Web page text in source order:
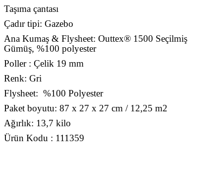
Taşıma çantası
Çadır tipi: Gazebo
Ana Kumaş & Flysheet: Outtex® 1500 Seçilmiş
Gümüş, %100 polyester
Poller : Çelik 19 mm
Renk: Gri
Flysheet: %100 Polyester
Paket boyutu: 87 x 27 x 27 cm / 12,25 m2
Ağırlık: 13,7 kilo
Ürün Kodu : 111359